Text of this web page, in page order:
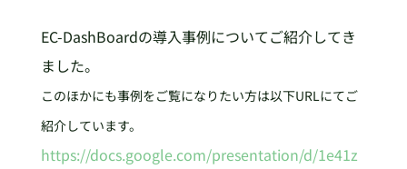
EC-DashBoardの導入事例についてご紹介してき
ました。
このほかにも事例をご覧になりたい方は以下URLにてご
紹介しています。
https://docs.google.com/presentation/d/1e41z